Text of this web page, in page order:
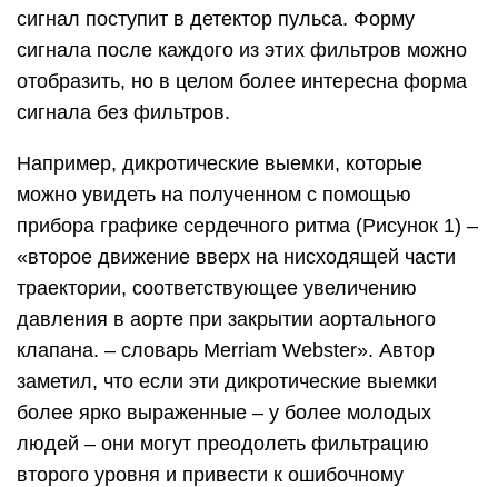
сигнал поступит в детектор пульса. Форму
сигнала после каждого из этих фильтров можно
отобразить, но в целом более интересна форма
сигнала без фильтров.
Например, дикротические выемки, которые
можно увидеть на полученном с помощью
прибора графике сердечного ритма (Рисунок 1) –
«второе движение вверх на нисходящей части
траектории, соответствующее увеличению
давления в аорте при закрытии аортального
клапана. – словарь Merriam Webster». Автор
заметил, что если эти дикротические выемки
более ярко выраженные – у более молодых
людей – они могут преодолеть фильтрацию
второго уровня и привести к ошибочному